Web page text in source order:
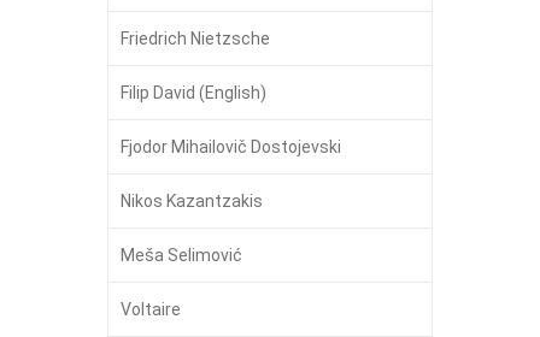
Friedrich Nietzsche
Filip David (English)
Fjodor Mihailovič Dostojevski
Nikos Kazantzakis
Meša Selimović
Voltaire